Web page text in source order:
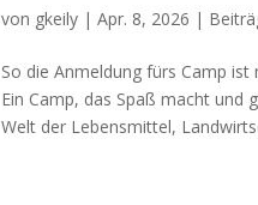
von gkeily |Apr. 8, 2026 |
So die Anmeldung fürs Camp
Ein Camp, das Spaß macht und
Welt der Lebensmittel,